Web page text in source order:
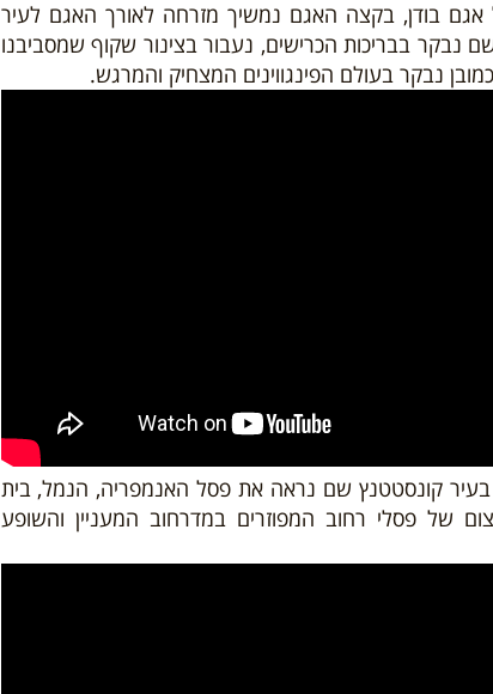
אגם בודן, בקצה האגם נמשיך מזרחה לאורך האגם לעיר
נבקר בבריכות הכרישים, נעבור בצינור שקוף שמסביבנו
נבקר בעולם הפינגווינים המצחיק והמרגש.
בעיר קונסטטנץ שם נראה את פסל האנמפריה, הנמל, בית
של פסלי רחוב המפוזרים במדרחוב המעניין והשופע